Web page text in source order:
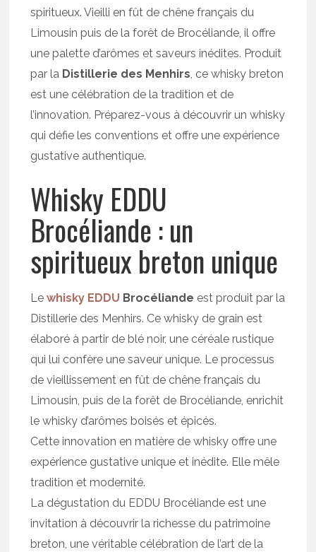
spiritueux. Vieilli en fût de chêne français du
Limousin puis de la forêt de Brocéliande, il offre
une palette d’arômes et saveurs inédites. Produit
par la Distillerie des Menhirs, ce whisky breton
est une célébration de la tradition et de
l’innovation. Préparez-vous à découvrir un whisky
qui défie les conventions et offre une expérience
gustative authentique.
Whisky EDDU
Brocéliande : un
spiritueux breton unique
Lewhisky EDDU Brocéliande est produit par la
Distillerie des Menhirs. Ce whisky de grain est
élaboré à partir de blé noir, une céréale rustique
qui lui confère une saveur unique. Le processus
de vieillissement en fût de chêne français du
Limousin, puis de la forêt de Brocéliande, enrichit
le whisky d’arômes boisés et épicés.
Cette innovation en matière de whisky offre une
expérience gustative unique et inédite. Elle mêle
tradition et modernité.
La dégustation du EDDU Brocéliande est une
invitation à découvrir la richesse du patrimoine
breton, une véritable célébration de l’art de la